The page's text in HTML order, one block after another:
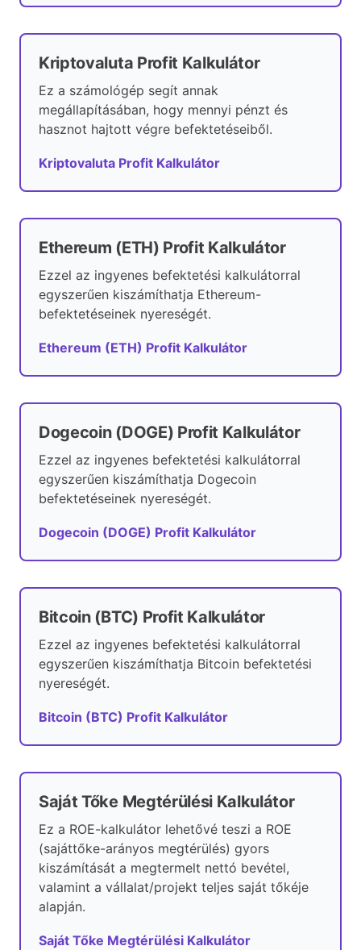
Kriptovaluta Profit Kalkulátor
Ez a számológép segít annak
megállapításában, hogy mennyi pénzt és
hasznot hajtott végre befektetéseiből.
Kriptovaluta Profit Kalkulátor
Ethereum (ETH) Profit Kalkulátor
Ezzel az ingyenes befektetési kalkulátorral
egyszerűen kiszámíthatja Ethereum-
befektetéseinek nyereségét.
Ethereum (ETH) Profit Kalkulátor
Dogecoin (DOGE) Profit Kalkulátor
Ezzel az ingyenes befektetési kalkulátorral
egyszerűen kiszámíthatja Dogecoin
befektetéseinek nyereségét.
Dogecoin (DOGE) Profit Kalkulátor
Bitcoin (BTC) Profit Kalkulátor
Ezzel az ingyenes befektetési kalkulátorral
egyszerűen kiszámíthatja Bitcoin befektetési
nyereségét.
Bitcoin (BTC) Profit Kalkulátor
Saját Tőke Megtérülési Kalkulátor
Ez a ROE-kalkulátor lehetővé teszi a ROE
(sajáttőke-arányos megtérülés) gyors
kiszámítását a megtermelt nettó bevétel,
valamint a vállalat/projekt teljes saját tőkéje
alapján.
Saját Tőke Megtérülési Kalkulátor